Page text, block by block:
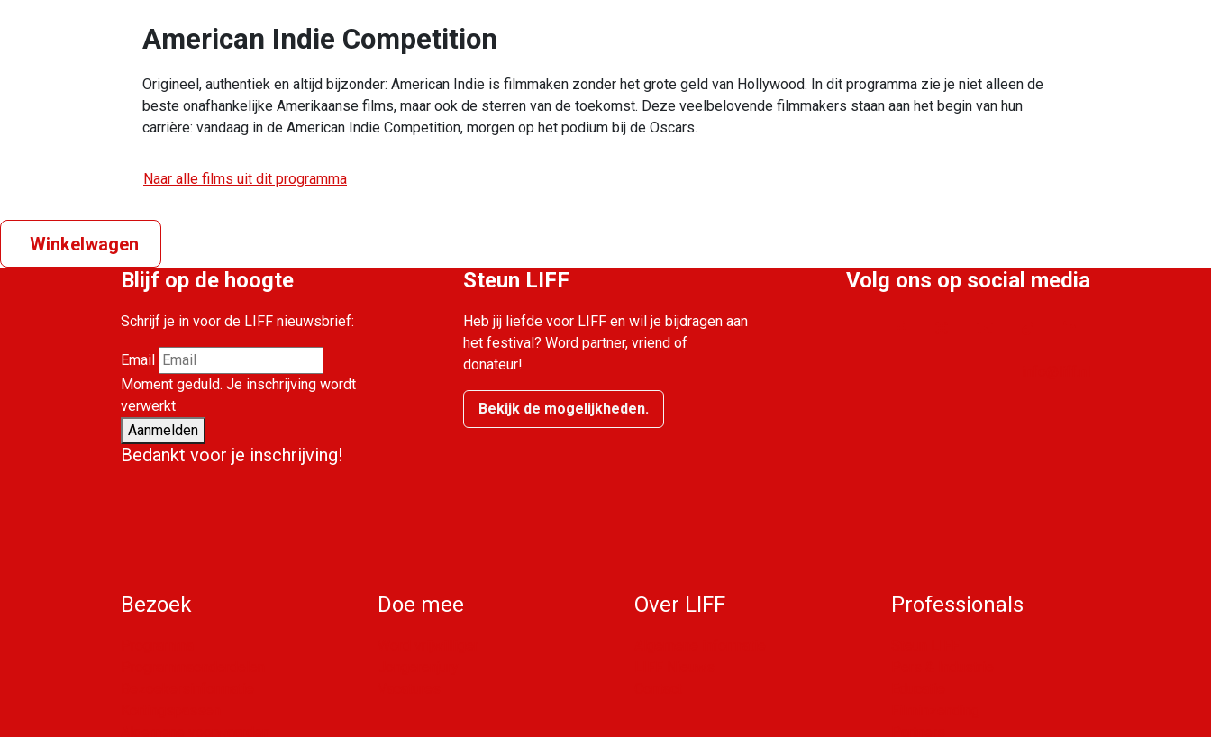
American Indie Competition
Origineel, authentiek en altijd bijzonder: American Indie is filmmaken zonder het grote geld van Hollywood. In dit programma zie je niet alleen de
beste onafhankelijke Amerikaanse films, maar ook de sterren van de toekomst. Deze veelbelovende filmmakers staan aan het begin van hun
carrière: vandaag in de American Indie Competition, morgen op het podium bij de Oscars.
Naar alle films uit dit programma
Winkelwagen
Blijf op de hoogte
Schrijf je in voor de LIFF nieuwsbrief:
Email
Moment geduld. Je inschrijving wordt
verwerkt
Aanmelden
Bedankt voor je inschrijving!
Steun LIFF
Heb jij liefde voor LIFF en wil je bijdragen aan
het festival? Word partner, vriend of
donateur!
Bekijk de mogelijkheden.
Volg ons op social media
Bezoek Doe mee Over LIFF Professionals